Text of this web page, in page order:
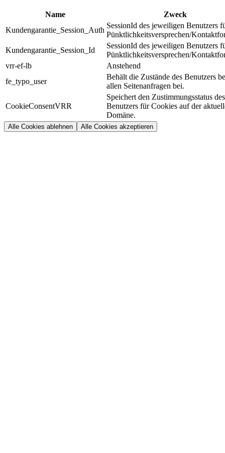
Name
Zweck
Kundengarantie_Session_Auth
SessionId des jeweiligen Benutzers
Pünktlichkeitsversprechen/
Kundengarantie_Session_Id
SessionId des jeweiligen Benutzers
Pünktlichkeitsversprechen/
vrr-ef-lb
Anstehend
fe_typo_user
Behält die Zustände des Benutzers
allen Seitenanfragen bei.
CookieConsentVRR
Speichert den Zustimmungsstatus des
Benutzers für Cookies auf der
Domäne.
Alle Cookies ablehnen Alle Cookies akzeptieren